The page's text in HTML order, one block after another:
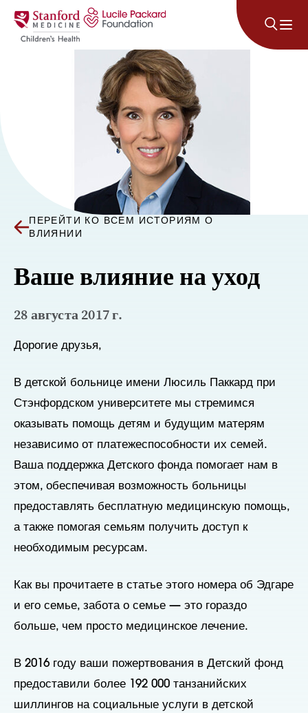
Перейти к содержанию
ПЕРЕЙТИ КО ВСЕМ ИСТОРИЯМ О
ВЛИЯНИИ
Ваше влияние на уход
28 августа 2017 г.
Дорогие друзья,
В детской больнице имени Люсиль Паккард при
Стэнфордском университете мы стремимся
оказывать помощь детям и будущим матерям
независимо от платежеспособности их семей.
Ваша поддержка Детского фонда помогает нам в
этом, обеспечивая возможность больницы
предоставлять бесплатную медицинскую помощь,
а также помогая семьям получить доступ к
необходимым ресурсам.
Как вы прочитаете в статье этого номера об Эдгаре
и его семье, забота о семье — это гораздо
больше, чем просто медицинское лечение.
В 2016 году ваши пожертвования в Детский фонд
предоставили более 192 000 танзанийских
шиллингов на социальные услуги в детской